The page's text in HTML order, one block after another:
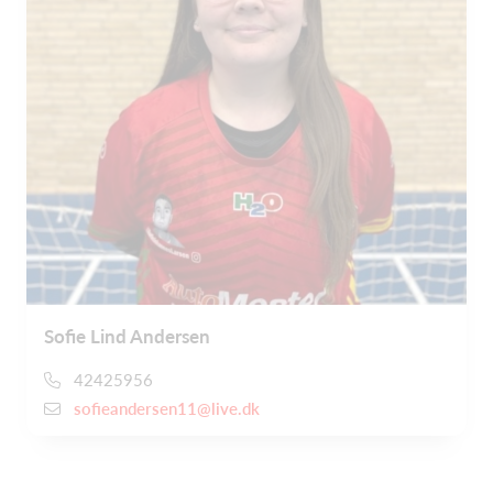
Sofie Lind Andersen
42425956
sofieandersen11@live.dk